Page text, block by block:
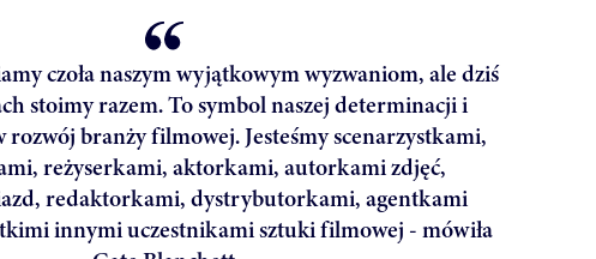
czoła naszym wyjątkowym wyzwaniom, ale dziś
stoimy razem. To symbol naszej determinacji i
rozwój branży filmowej. Jesteśmy scenarzystkami,
reżyserkami, aktorkami, autorkami zdjęć,
redaktorkami, dystrybutorkami, agentkami
innymi uczestnikami sztuki filmowej - mówiła